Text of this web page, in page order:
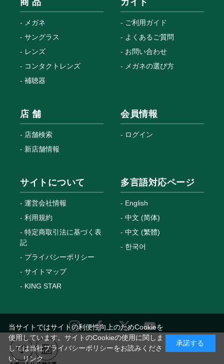
メガネ
サングラス
レンズ
コンタクトレンズ
補聴器
ご利用ガイド
よくあるご質問
お問い合わせ
メガネの選び方
店 舗
店舗検索
新店舗情報
会員情報
ログイン
サイトについて
運営会社情報
利用規約
特定商取引法に基づく表
記
プライバシーポリシー
サイトマップ
KING STAR
多言語対応ページ
English
中文 (简体)
中文 (繁體)
한국어
Copyright © MEGANETOP Co., Ltd. All Rights Reserved.
当サイトではサイトの利便性向上のためCookieを
使用しています。サイトのCookieの使用に関しま
しては当社プライバシーポリシーをお読みくださ
い。リンク
承諾する